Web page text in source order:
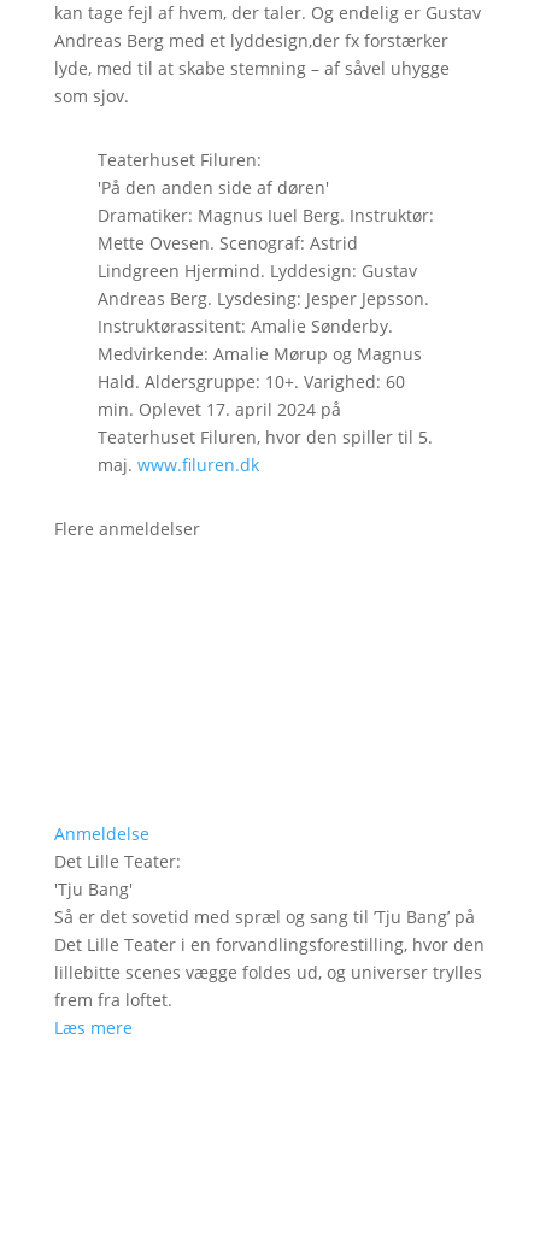
kan tage fejl af hvem, der taler. Og endelig er Gustav
Andreas Berg med et lyddesign,der fx forstærker
lyde, med til at skabe stemning – af såvel uhygge
som sjov.
Teaterhuset Filuren:
'På den anden side af døren'
Dramatiker: Magnus Iuel Berg. Instruktør:
Mette Ovesen. Scenograf: Astrid
Lindgreen Hjermind. Lyddesign: Gustav
Andreas Berg. Lysdesing: Jesper Jepsson.
Instruktørassitent: Amalie Sønderby.
Medvirkende: Amalie Mørup og Magnus
Hald. Aldersgruppe: 10+. Varighed: 60
min. Oplevet 17. april 2024 på
Teaterhuset Filuren, hvor den spiller til 5.
maj. www.filuren.dk
Flere anmeldelser
Anmeldelse
Det Lille Teater:
'Tju Bang'
Så er det sovetid med spræl og sang til ’Tju Bang’ på
Det Lille Teater i en forvandlingsforestilling, hvor den
lillebitte scenes vægge foldes ud, og universer trylles
frem fra loftet.
Læs mere